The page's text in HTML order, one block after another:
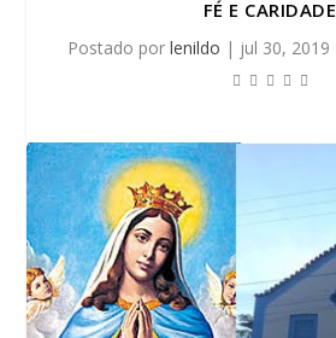
FÉ E CARIDADE
Postado por lenildo | jul 30, 2019